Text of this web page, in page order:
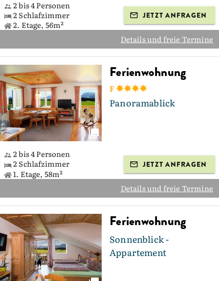
2 bis 4 Personen
2 Schlafzimmer
2. Etage, 56m²
JETZT ANFRAGEN
Details und freie Termine
Ferienwohnung
F
Panoramablick
2 bis 4 Personen
2 Schlafzimmer
1. Etage, 58m²
JETZT ANFRAGEN
Details und freie Termine
Ferienwohnung
Sonnenblick -
Appartement